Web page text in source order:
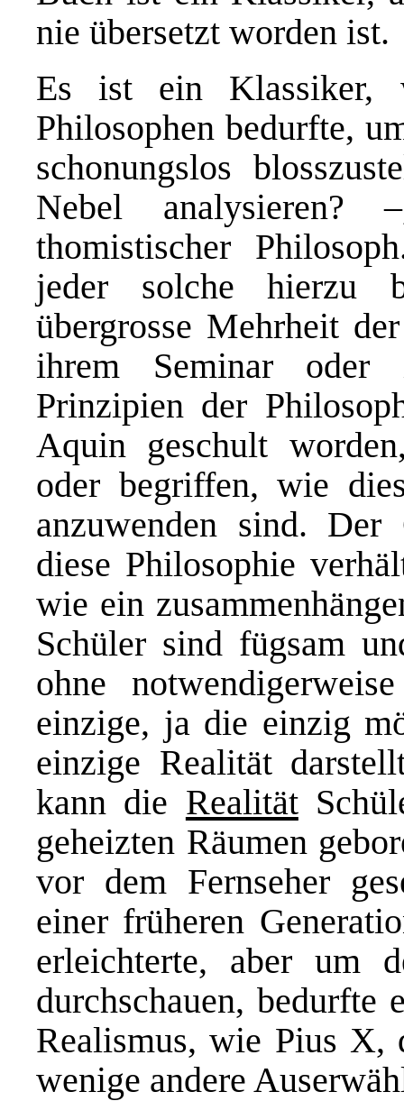
nie übersetzt worden ist.
Es ist ein Klassiker,
Philosophen bedurfte,
schonungslos
Nebel
thomistischer
jeder solche hierzu
übergrosse Mehrheit
ihrem Seminar oder
Prinzipien der
Aquin geschult
oder begriffen, wie
anzuwenden sind.
diese Philosophie
wie ein
Schüler sind fügsam
ohne
einzige, ja die einzig
einzige Realität
kann die Realität
geheizten Räumen
vor dem Fernseher
einer früheren
erleichterte, aber um
durchschauen, bedurfte
Realismus, wie Pius X,
wenige andere